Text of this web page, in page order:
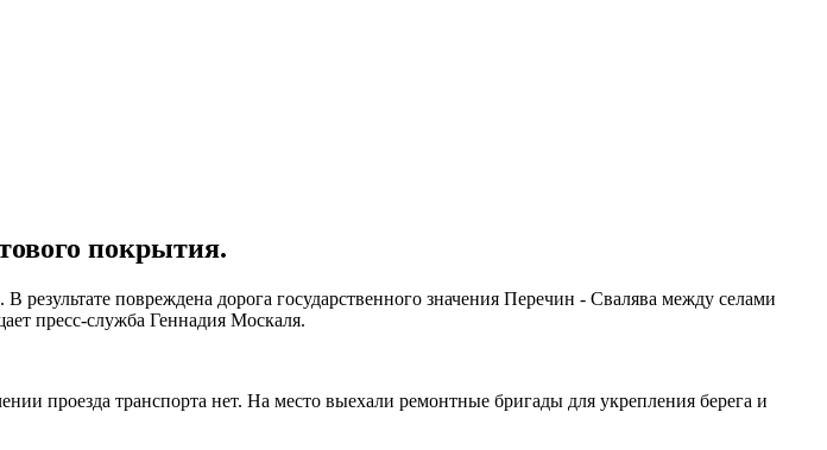
покрытия.
результате повреждена дорога государственного значения Перечин - Свалява между селами
пресс-служба Геннадия Москаля.
проезда транспорта нет. На место выехали ремонтные бригады для укрепления берега и